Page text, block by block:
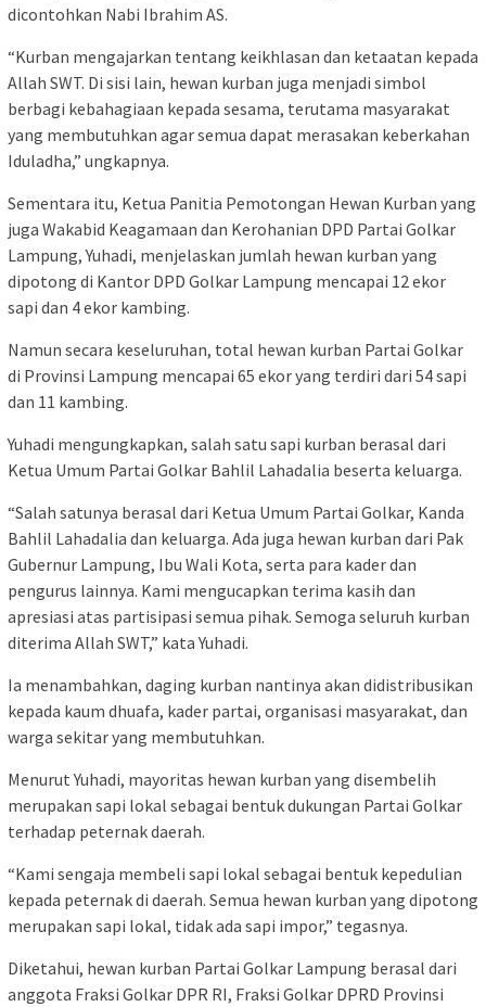
dicontohkan Nabi Ibrahim AS.
“Kurban mengajarkan tentang keikhlasan dan ketaatan kepada
Allah SWT. Di sisi lain, hewan kurban juga menjadi simbol
berbagi kebahagiaan kepada sesama, terutama masyarakat
yang membutuhkan agar semua dapat merasakan keberkahan
Iduladha,” ungkapnya.
Sementara itu, Ketua Panitia Pemotongan Hewan Kurban yang
juga Wakabid Keagamaan dan Kerohanian DPD Partai Golkar
Lampung, Yuhadi, menjelaskan jumlah hewan kurban yang
dipotong di Kantor DPD Golkar Lampung mencapai 12 ekor
sapi dan 4 ekor kambing.
Namun secara keseluruhan, total hewan kurban Partai Golkar
di Provinsi Lampung mencapai 65 ekor yang terdiri dari 54 sapi
dan 11 kambing.
Yuhadi mengungkapkan, salah satu sapi kurban berasal dari
Ketua Umum Partai Golkar Bahlil Lahadalia beserta keluarga.
“Salah satunya berasal dari Ketua Umum Partai Golkar, Kanda
Bahlil Lahadalia dan keluarga. Ada juga hewan kurban dari Pak
Gubernur Lampung, Ibu Wali Kota, serta para kader dan
pengurus lainnya. Kami mengucapkan terima kasih dan
apresiasi atas partisipasi semua pihak. Semoga seluruh kurban
diterima Allah SWT,” kata Yuhadi.
Ia menambahkan, daging kurban nantinya akan didistribusikan
kepada kaum dhuafa, kader partai, organisasi masyarakat, dan
warga sekitar yang membutuhkan.
Menurut Yuhadi, mayoritas hewan kurban yang disembelih
merupakan sapi lokal sebagai bentuk dukungan Partai Golkar
terhadap peternak daerah.
“Kami sengaja membeli sapi lokal sebagai bentuk kepedulian
kepada peternak di daerah. Semua hewan kurban yang dipotong
merupakan sapi lokal, tidak ada sapi impor,” tegasnya.
Diketahui, hewan kurban Partai Golkar Lampung berasal dari
anggota Fraksi Golkar DPR RI, Fraksi Golkar DPRD Provinsi